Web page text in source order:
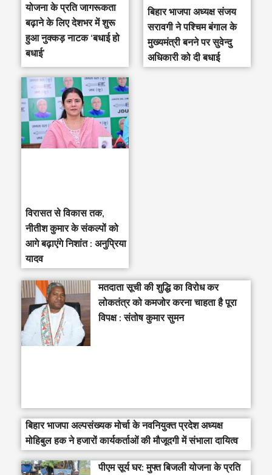
योजना के प्रति जागरूकता
बढ़ाने के लिए देशभर में शुरू
हुआ नुक्कड़ नाटक ‘बधाई हो
बधाई’
‎बिहार भाजपा अध्यक्ष संजय
सरावगी ने पश्चिम बंगाल के
मुख्यमंत्री बनने पर सुवेन्दु
अधिकारी को दी बधाई
विरासत से विकास तक,
नीतीश कुमार के संकल्पों को
आगे बढ़ाएंगे निशांत : अनुप्रिया
यादव
मतदाता सूची की शुद्धि का विरोध कर
लोकतंत्र को कमजोर करना चाहता है पूरा
विपक्ष : संतोष कुमार सुमन
बिहार भाजपा अल्पसंख्यक मोर्चा के नवनियुक्त प्रदेश अध्यक्ष
मोहिबुल हक ने हजारों कार्यकर्ताओं की मौजूदगी में संभाला दायित्व
पीएम सूर्य घर: मुफ्त बिजली योजना के प्रति